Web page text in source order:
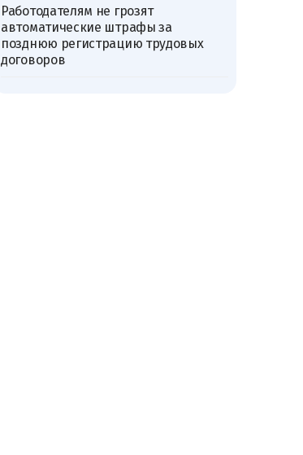
Работодателям не грозят
автоматические штрафы за
позднюю регистрацию трудовых
договоров